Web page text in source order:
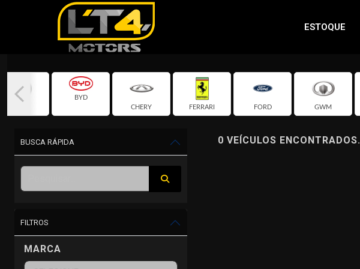
ESTOQUE
BYD
CHERY
FERRARI FORD GWM
BUSCA RÁPIDA
FILTROS
MARCA
0 VEÍCULOS ENCONTRADOS.